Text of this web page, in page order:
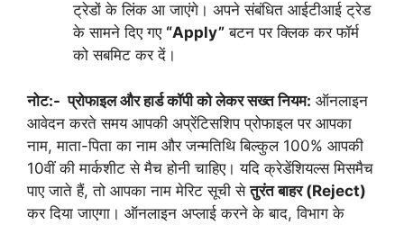
ट्रेडों के लिंक आ जाएंगे। अपने संबंधित आईटीआई ट्रेड
के सामने दिए गए “Apply” बटन पर क्लिक कर फॉर्म
को सबमिट कर दें।
नोट:- प्रोफाइल और हार्ड कॉपी को लेकर सख्त नियम: ऑनलाइन
आवेदन करते समय आपकी अप्रेंटिसशिप प्रोफाइल पर आपका
नाम, माता-पिता का नाम और जन्मतिथि बिल्कुल 100% आपकी
10वीं की मार्कशीट से मैच होनी चाहिए। यदि क्रेडेंशियल्स मिसमैच
पाए जाते हैं, तो आपका नाम मेरिट सूची सेतुरंत बाहर (Reject)
कर दिया जाएगा। ऑनलाइन अप्लाई करने के बाद, विभाग के